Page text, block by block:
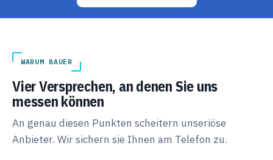
WARUM BAUER
Vier Versprechen, an denen Sie uns
messen können
An genau diesen Punkten scheitern unseriöse
Anbieter. Wir sichern sie Ihnen am Telefon zu.